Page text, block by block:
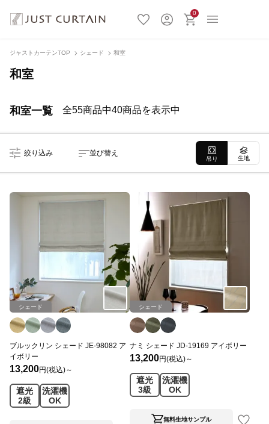
0
ジャストカーテンTOP シェード 和室
和室
和室一覧 全55商品中40商品を表示中
絞り込み 並び替え
吊り 生地
シェード
ブルックリン シェード JE-98082 ア
イボリー
13,200円(税込)～
遮光
2級
洗濯機
OK
シェード
ナミ シェード JD-19169 アイボリー
13,200円(税込)～
遮光
3級
洗濯機
OK
無料生地サンプル